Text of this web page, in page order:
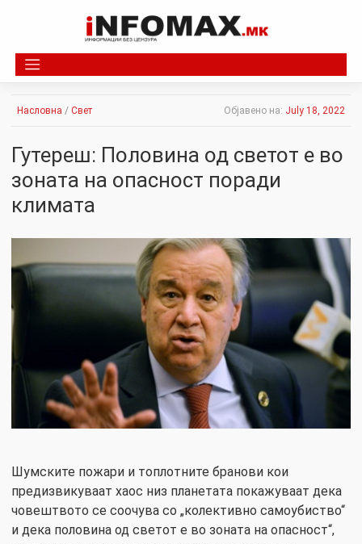
Насловна / Свет Објавено на: July 18, 2022
Гутереш: Половина од светот е во
зоната на опасност поради
климата
Шумските пожари и топлотните бранови кои
предизвикуваат хаос низ планетата покажуваат дека
човештвото се соочува со „колективно самоубиство“
и дека половина од светот е во зоната на опасност“,